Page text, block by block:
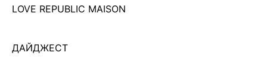
LOVE REPUBLIC MAISON
ДАЙДЖЕСТ
...